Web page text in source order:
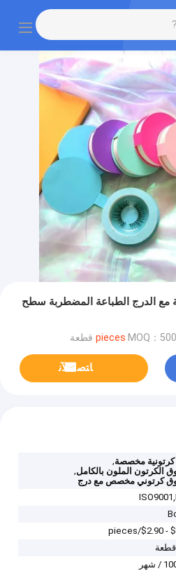
مع الدرج الطباعة المضطربة سطح
MOQ：500 قطعة
ﺎﺘﺼﻟ ﺍﻶﻧ
كرتونية مخصصة,
الكرتون الملون بالكامل,
كرتوني مخصص مع درج
شهر